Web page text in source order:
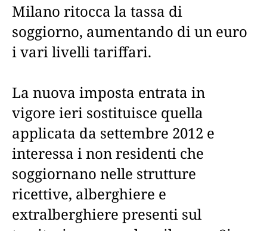
Milano ritocca la tassa di
soggiorno, aumentando di un euro
i vari livelli tariffari.
La nuova imposta entrata in
vigore ieri sostituisce quella
applicata da settembre 2012 e
interessa i non residenti che
soggiornano nelle strutture
ricettive, alberghiere e
extralberghiere presenti sul